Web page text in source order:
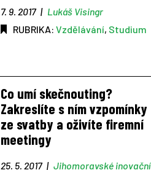
7. 9. 2017 | Lukáš Visingr
RUBRIKA: Vzdělávání, Studium
Co umí skečnouting?
Zakreslíte s ním vzpomínky
ze svatby a oživíte firemní
meetingy
25. 5. 2017 | Jihomoravské inovační